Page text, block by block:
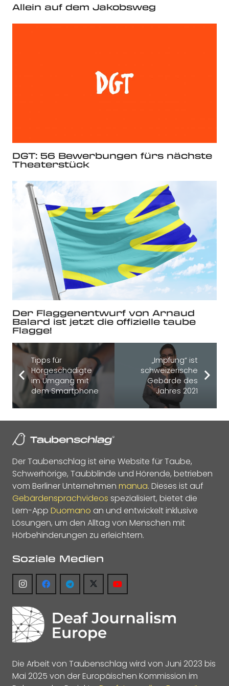
Allein auf dem Jakobsweg
DGT: 56 Bewerbungen fürs nächste
Theaterstück
Der Flaggenentwurf von Arnaud
Balard ist jetzt die offizielle taube
Flagge!
Tipps für
Hörgeschädigte
im Umgang mit
dem Smartphone
„Impfung“ ist
schweizerische
Gebärde des
Jahres 2021
Der Taubenschlag ist eine Website für Taube,
Schwerhörige, Taubblinde und Hörende, betrieben
vom Berliner Unternehmen manua. Dieses ist auf
Gebärdensprachvideos spezialisiert, bietet die
Lern-App Duomano an und entwickelt inklusive
Lösungen, um den Alltag von Menschen mit
Hörbehinderungen zu erleichtern.
Soziale Medien
Die Arbeit von Taubenschlag wird von Juni 2023 bis
Mai 2025 von der Europäischen Kommission im